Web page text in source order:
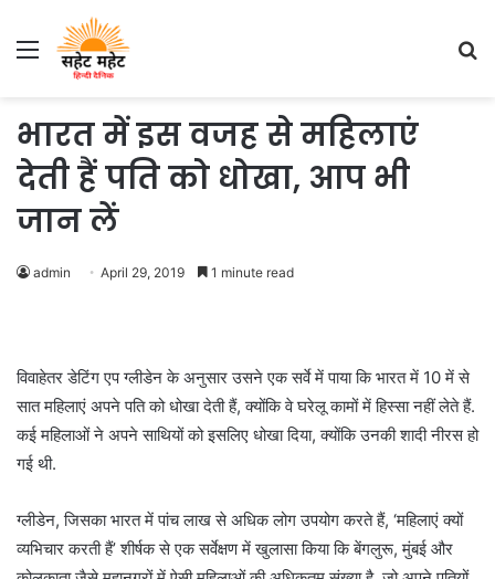
Menu
भारत में इस वजह से महिलाएं
देती हैं पति को धोखा, आप भी
जान लें
admin April 29, 2019 1 minute read
विवाहेतर डेटिंग एप ग्लीडेन के अनुसार उसने एक सर्वे में पाया कि भारत में 10 में से
सात महिलाएं अपने पति को धोखा देती हैं, क्योंकि वे घरेलू कामों में हिस्सा नहीं लेते हैं.
कई महिलाओं ने अपने साथियों को इसलिए धोखा दिया, क्योंकि उनकी शादी नीरस हो
गई थी.
ग्लीडेन, जिसका भारत में पांच लाख से अधिक लोग उपयोग करते हैं, ‘महिलाएं क्यों
व्यभिचार करती हैं’ शीर्षक से एक सर्वेक्षण में खुलासा किया कि बेंगलुरू, मुंबई और